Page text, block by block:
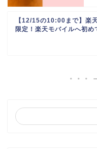
【12/15の10:00まで】楽
限定！楽天モバイルへ初め